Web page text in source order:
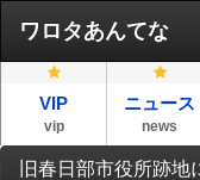
ワロタあんてな
VIP
vip
ニュース
news
旧春日部市役所跡